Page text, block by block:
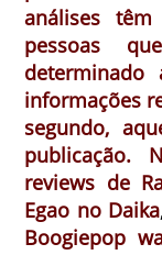
análises têm
pessoas
informações
segundo,
publicação.
reviews de
Egao no Daika
Boogiepop